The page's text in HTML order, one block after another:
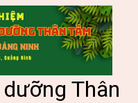
Thân